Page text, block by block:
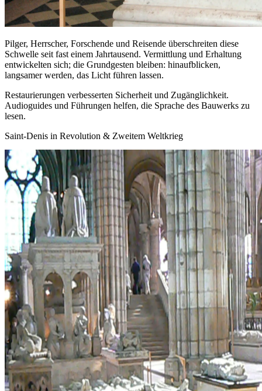
Pilger, Herrscher, Forschende und Reisende überschreiten diese
Schwelle seit fast einem Jahrtausend. Vermittlung und Erhaltung
entwickelten sich; die Grundgesten bleiben: hinaufblicken,
langsamer werden, das Licht führen lassen.
Restaurierungen verbesserten Sicherheit und Zugänglichkeit.
Audioguides und Führungen helfen, die Sprache des Bauwerks zu
lesen.
Saint‑Denis in Revolution & Zweitem Weltkrieg